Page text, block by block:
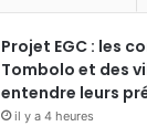
Projet EGC : les
Tombolo et des
entendre leurs
il y a 4 heures